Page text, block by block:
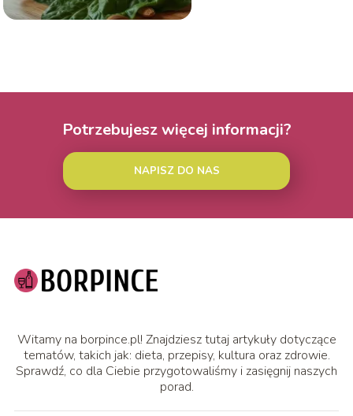
Potrzebujesz więcej informacji?
NAPISZ DO NAS
Witamy na borpince.pl! Znajdziesz tutaj artykuły dotyczące
tematów, takich jak: dieta, przepisy, kultura oraz zdrowie.
Sprawdź, co dla Ciebie przygotowaliśmy i zasięgnij naszych
porad.